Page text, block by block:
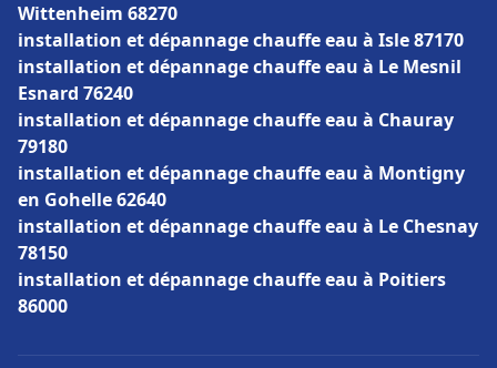
Wittenheim 68270
installation et dépannage chauffe eau à Isle 87170
installation et dépannage chauffe eau à Le Mesnil
Esnard 76240
installation et dépannage chauffe eau à Chauray
79180
installation et dépannage chauffe eau à Montigny
en Gohelle 62640
installation et dépannage chauffe eau à Le Chesnay
78150
installation et dépannage chauffe eau à Poitiers
86000